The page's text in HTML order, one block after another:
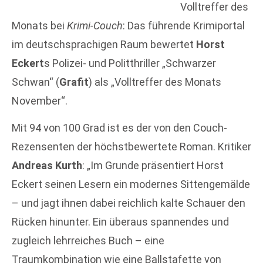
Volltreffer des
Monats bei Krimi-Couch: Das führende Krimiportal
im deutschsprachigen Raum bewertet Horst
Eckerts Polizei- und Politthriller „Schwarzer
Schwan“ (Grafit) als „Volltreffer des Monats
November“.
Mit 94 von 100 Grad ist es der von den Couch-
Rezensenten der höchstbewertete Roman. Kritiker
Andreas Kurth: „Im Grunde präsentiert Horst
Eckert seinen Lesern ein modernes Sittengemälde
– und jagt ihnen dabei reichlich kalte Schauer den
Rücken hinunter. Ein überaus spannendes und
zugleich lehrreiches Buch – eine
Traumkombination wie eine Ballstafette von